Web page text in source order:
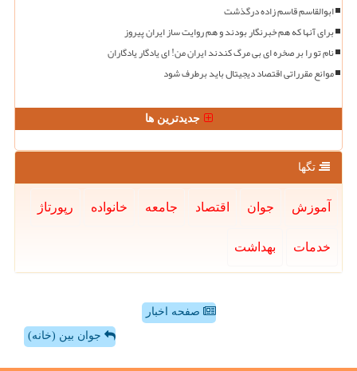
ابوالقاسم قاسم زاده درگذشت
برای آنها که هم خبرنگار بودند و هم روایت ساز ایران پیروز
نام تو را بر صخره ای بی مرگ کندند ایران من! ای یادگار یادگاران
موانع مقرراتی اقتصاد دیجیتال باید برطرف شود
جدیدترین ها
تگها
آموزش جوان اقتصاد جامعه خانواده رپورتاژ
خدمات بهداشت
صفحه اخبار
جوان بین (خانه)